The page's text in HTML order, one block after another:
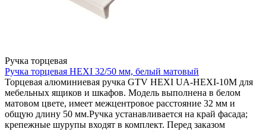
Ручка торцевая
Ручка торцевая HEXI 32/50 мм, белый матовый
Торцевая алюминиевая ручка GTV HEXI UA-HEXI-10M для
мебельных ящиков и шкафов. Модель выполнена в белом
матовом цвете, имеет межцентровое расстояние 32 мм и
общую длину 50 мм.Ручка устанавливается на край фасада;
крепежные шурупы входят в комплект. Перед заказом